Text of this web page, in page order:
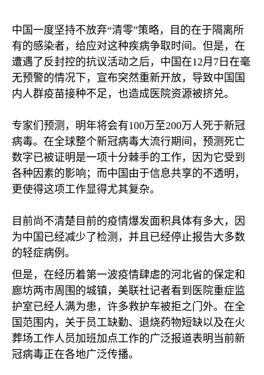
中国一度坚持不放弃“清零”策略，目的在于隔离所
有的感染者，给应对这种疾病争取时间。但是，在
遭遇了反封控的抗议活动之后，中国在12月 7 日在毫
无预警的情况下，宣布突然重新开放，导致中国国
内人群疫苗接种不足，也造成医院资源被挤兑。
专家们预测，明年将会有100万至200万人死于新冠
病毒。在全球整个新冠病毒大流行期间，预测死亡
数字已被证明是一项十分棘手的工作，因为它受到
各种因素的影响；而中国由于信息共享的不透明，
更使得这项工作显得尤其复杂。
目前尚不清楚目前的疫情爆发面积具体有多大，因
为中国已经减少了检测，并且已经停止报告大多数
的轻症病例。
但是，在经历着第一波疫情肆虐的河北省的保定和
廊坊两市周围的城镇，美联社记者看到医院重症监
护室已经人满为患，许多救护车被拒之门外。在全
国范围内，关于员工缺勤、退烧药物短缺以及在火
葬场工作人员加班加点工作的广泛报道表明当前新
冠病毒正在各地广泛传播。